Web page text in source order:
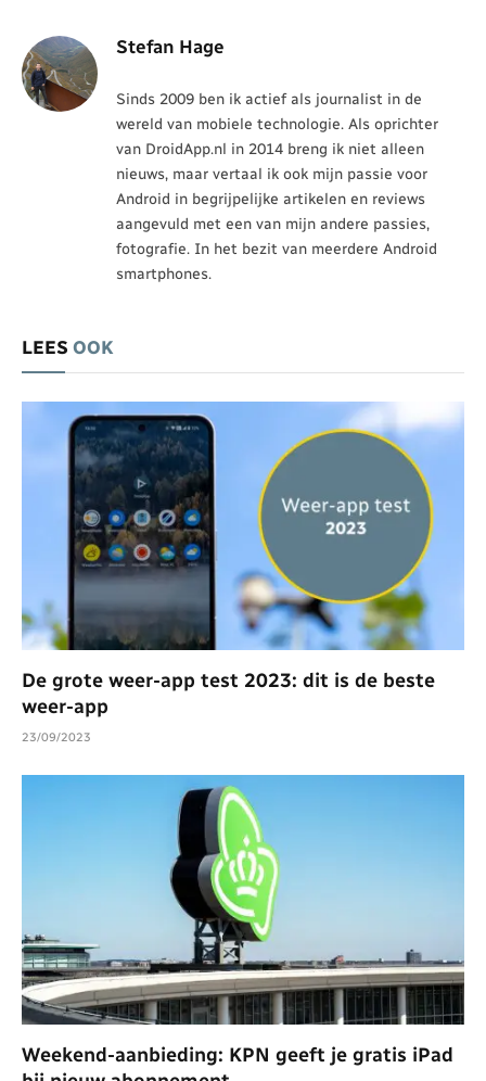
Stefan Hage
Sinds 2009 ben ik actief als journalist in de
wereld van mobiele technologie. Als oprichter
van DroidApp.nl in 2014 breng ik niet alleen
nieuws, maar vertaal ik ook mijn passie voor
Android in begrijpelijke artikelen en reviews
aangevuld met een van mijn andere passies,
fotografie. In het bezit van meerdere Android
smartphones.
LEES OOK
De grote weer-app test 2023: dit is de beste
weer-app
23/09/2023
Weekend-aanbieding: KPN geeft je gratis iPad